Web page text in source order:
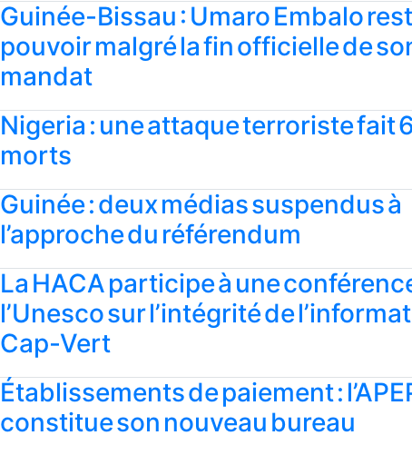
Guinée-Bissau : Umaro Embalo
pouvoir malgré la fin officielle de
mandat
Nigeria : une attaque terroriste fait
morts
Guinée : deux médias suspendus à
l’approche du référendum
La HACA participe à une
l’Unesco sur l’intégrité de
Cap-Vert
Établissements de paiement :
constitue son nouveau bureau